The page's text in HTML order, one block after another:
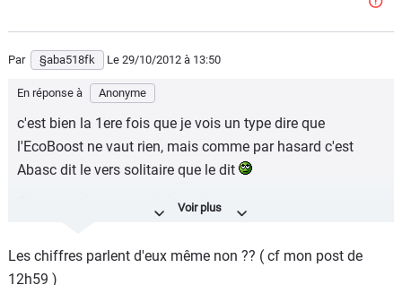
Par §aba518fk Le 29/10/2012 à 13:50
En réponse à Anonyme
c'est bien la 1ere fois que je vois un type dire que
l'EcoBoost ne vaut rien, mais comme par hasard c'est
Abasc dit le vers solitaire que le dit
C'est juste le moteur de l'année, je sais pas si tu sais ...
dans la presse que tu te plais à citer pour mettre en avant
quand ça t'arranges des arguments.
Les chiffres parlent d'eux même non ?? ( cf mon post de
12h59 )